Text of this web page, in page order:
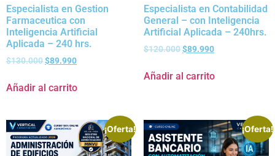
Especialista en Gestion
Farmaceutica con
Inteligencia Artificial
Aplicada – 240 hrs.
$130.000$89.990
Añadir al carrito
Especialista en Contabilidad
General – con Inteligencia
Artificial Aplicada – 240hrs.
$120.000$89.990
Añadir al carrito
¡Oferta! ¡Oferta!